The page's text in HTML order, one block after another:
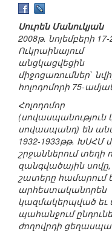
Սուրեն Մանուկյան
2008թ. նոյեմբերի 17-
Ուկրաինայում
անցկացվեցին
միջոցառումներ`
հոլոդոմորի 75-
Հոլոդոմոր
(սովասպանություն
սովասպանդ) են
1932-1933թթ. ԽՍՀՄ
շրջաններում տեղի
զանգվածային սովը,
շատերը համարում
արհեստականորեն
կազմակերպված եւ
պահանջում
ժողովրդի